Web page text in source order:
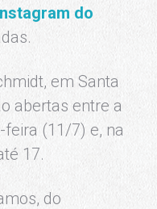
do
em Santa
abertas entre a
(11/7) e, na
17.
do